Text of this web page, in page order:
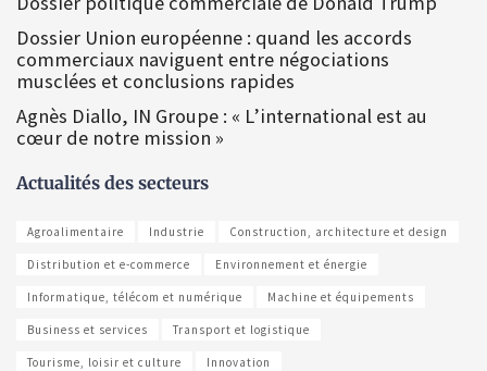
Dossier Union européenne : quand les accords
commerciaux naviguent entre négociations
musclées et conclusions rapides
Agnès Diallo, IN Groupe : « L’international est au
cœur de notre mission »
Actualités des secteurs
Agroalimentaire Industrie Construction, architecture et design
Distribution et e-commerce Environnement et énergie
Informatique, télécom et numérique Machine et équipements
Business et services Transport et logistique
Tourisme, loisir et culture Innovation